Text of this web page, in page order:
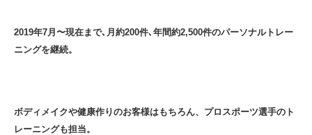
2019年7月〜現在まで､月約200件､年間約2,500件のパーソナルトレー
ニングを継続。
ボディメイクや健康作りのお客様はもちろん、プロスポーツ選手のト
レーニングも担当。